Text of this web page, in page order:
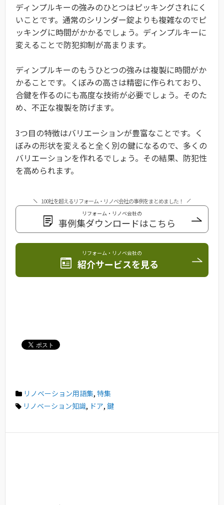
ディンプルキーの強みのひとつはピッキングされにく
いことです。通常のシリンダー錠よりも複雑なのでピ
ッキングに時間がかかるでしょう。ディンプルキーに
変えることで防犯抑制が高まります。
ディンプルキーのもうひとつの強みは複製に時間がか
かることです。くぼみの高さは精密に作られており、
合鍵を作るのにも高度な技術が必要でしょう。そのた
め、不正な複製を防げます。
3つ目の特徴はバリエーションが豊富なことです。く
ぼみの形状を変えると全く別の鍵になるので、多くの
バリエーションを作れるでしょう。その結果、防犯性
を高められます。
100社を超えるリフォーム・リノベ会社の事例をまとめました！
リフォーム・リノベ会社の
事例集ダウンロードはこちら
リフォーム・リノベ会社の
紹介サービスを見る
リノベーション用語集, 特集
リノベーション知識, ドア, 鍵